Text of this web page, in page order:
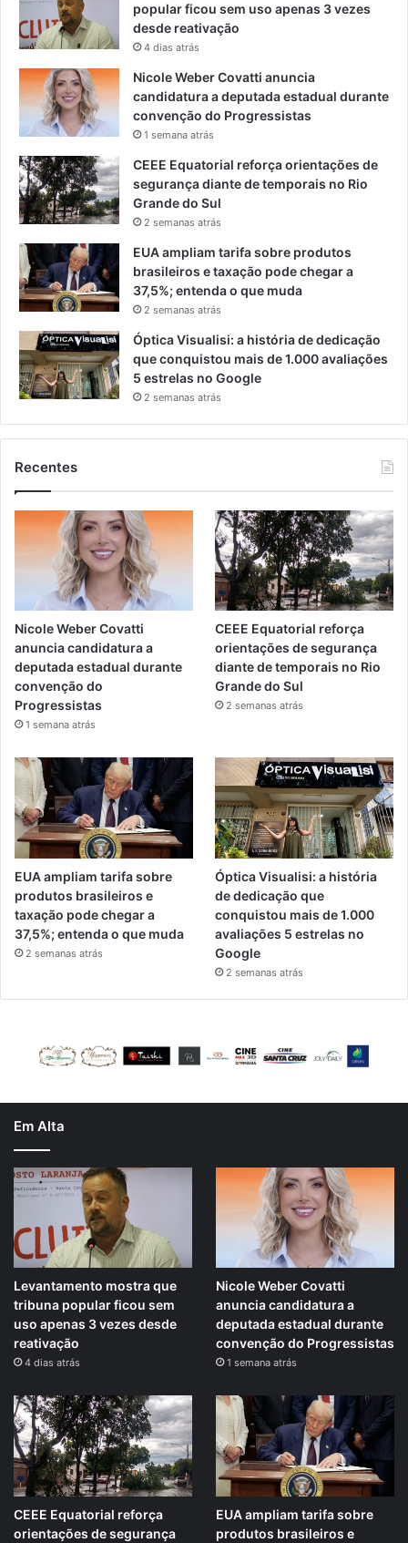
popular ficou sem uso apenas 3 vezes
desde reativação
4 dias atrás
Nicole Weber Covatti anuncia
candidatura a deputada estadual durante
convenção do Progressistas
1 semana atrás
CEEE Equatorial reforça orientações de
segurança diante de temporais no Rio
Grande do Sul
2 semanas atrás
EUA ampliam tarifa sobre produtos
brasileiros e taxação pode chegar a
37,5%; entenda o que muda
2 semanas atrás
Óptica Visualisi: a história de dedicação
que conquistou mais de 1.000 avaliações
5 estrelas no Google
2 semanas atrás
Recentes
Nicole Weber Covatti
anuncia candidatura a
deputada estadual durante
convenção do
Progressistas
1 semana atrás
CEEE Equatorial reforça
orientações de segurança
diante de temporais no Rio
Grande do Sul
2 semanas atrás
EUA ampliam tarifa sobre
produtos brasileiros e
taxação pode chegar a
37,5%; entenda o que muda
2 semanas atrás
Óptica Visualisi: a história
de dedicação que
conquistou mais de 1.000
avaliações 5 estrelas no
Google
2 semanas atrás
Em Alta
Levantamento mostra que
tribuna popular ficou sem
uso apenas 3 vezes desde
reativação
4 dias atrás
Nicole Weber Covatti
anuncia candidatura a
deputada estadual durante
convenção do Progressistas
1 semana atrás
CEEE Equatorial reforça
orientações de segurança
EUA ampliam tarifa sobre
produtos brasileiros e